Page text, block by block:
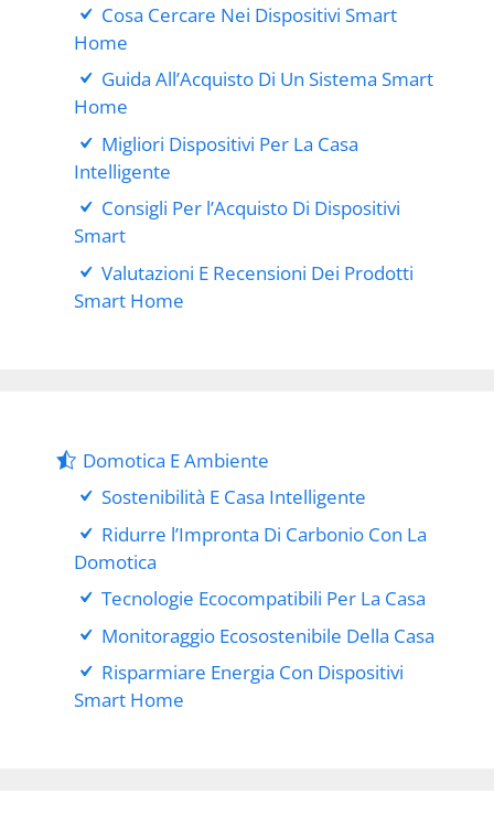
Cosa Cercare Nei Dispositivi Smart
Home
Guida All’Acquisto Di Un Sistema Smart
Home
Migliori Dispositivi Per La Casa
Intelligente
Consigli Per l’Acquisto Di Dispositivi
Smart
Valutazioni E Recensioni Dei Prodotti
Smart Home
Domotica E Ambiente
Sostenibilità E Casa Intelligente
Ridurre l’Impronta Di Carbonio Con La
Domotica
Tecnologie Ecocompatibili Per La Casa
Monitoraggio Ecosostenibile Della Casa
Risparmiare Energia Con Dispositivi
Smart Home